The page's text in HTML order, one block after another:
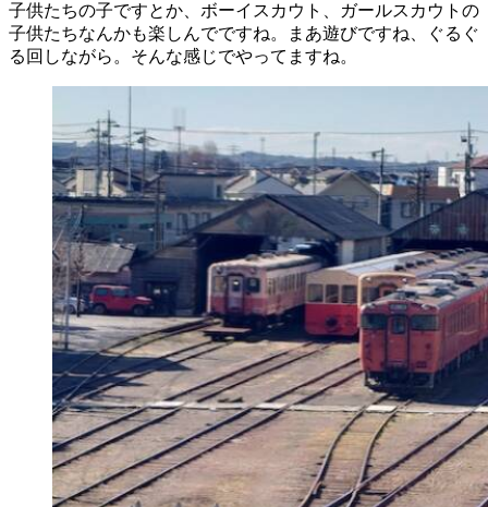
子供たちの子ですとか、ボーイスカウト、ガールスカウトの
子供たちなんかも楽しんでですね。まあ遊びですね、ぐるぐ
る回しながら。そんな感じでやってますね。